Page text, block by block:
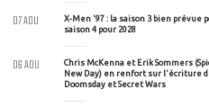
X-Men '97 : la saison 3 bien prévue
saison 4 pour 2028
07 AOU
Chris McKenna et Erik Sommers
New Day) en renfort sur l'écriture
Doomsday et Secret Wars
06 AOU